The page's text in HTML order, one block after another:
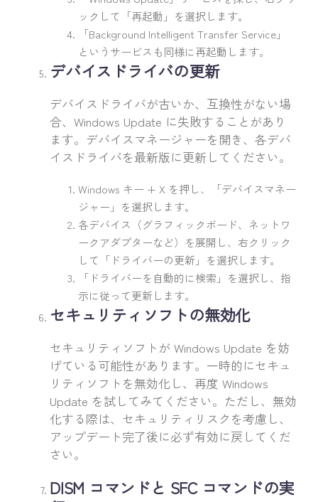
ックして「再起動」を選択します。
「Background Intelligent Transfer Service」
というサービスも同様に再起動します。
デバイスドライバの更新
デバイスドライバが古いか、互換性がない場
合、Windows Update に失敗することがあり
ます。デバイスマネージャーを開き、各デバ
イスドライバを最新版に更新してください。
Windows キー + X を押し、「デバイスマネー
ジャー」を選択します。
各デバイス（グラフィックボード、ネットワ
ークアダプターなど）を展開し、右クリック
して「ドライバーの更新」を選択します。
「ドライバーを自動的に検索」を選択し、指
示に従って更新します。
セキュリティソフトの無効化
セキュリティソフトが Windows Update を妨
げている可能性があります。一時的にセキュ
リティソフトを無効化し、再度 Windows
Update を試してみてください。ただし、無効
化する際は、セキュリティリスクを考慮し、
アップデート完了後に必ず有効に戻してくだ
さい。
DISM コマンドと SFC コマンドの実